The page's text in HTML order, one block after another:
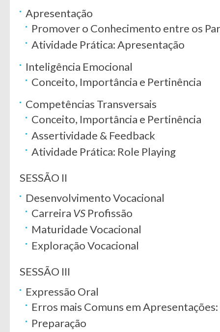
Apresentação
Promover o Conhecimento entre os
Atividade Prática: Apresentação
Inteligência Emocional
Conceito, Importância e Pertinência
Competências Transversais
Conceito, Importância e Pertinência
Assertividade & Feedback
Atividade Prática: Role Playing
SESSÃO II
Desenvolvimento Vocacional
Carreira VS Profissão
Maturidade Vocacional
Exploração Vocacional
SESSÃO III
Expressão Oral
Erros mais Comuns em
Preparação